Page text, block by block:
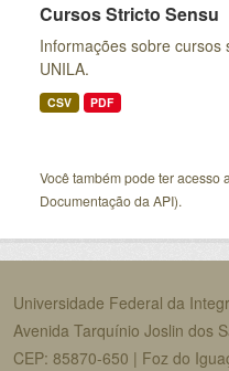
Cursos Stricto Sensu
Informações sobre
UNILA.
CSV PDF
Você também pode ter acesso
Documentação da API).
Universidade Federal da
Avenida Tarquínio Joslin dos
CEP: 85870-650 | Foz do